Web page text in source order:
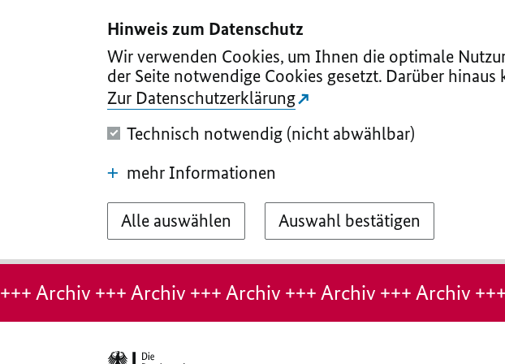
Hinweis zum Datenschutz
Wir verwenden Cookies, um Ihnen die optimale
der Seite notwendige Cookies gesetzt. Darüber
Zur Datenschutzerklärung
Technisch notwendig (nicht abwählbar)
mehr Informationen
Alle auswählen Auswahl bestätigen
Hinweis:
Seite
+++ Archiv +++ Archiv +++ Archiv +++ Archiv +++ Archiv